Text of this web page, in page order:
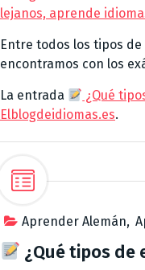
lejanos, aprende
Entre todos los tipos
encontramos con los
La entrada ¿Qué
Elblogdeidiomas.es.
Aprender Alemán,
¿Qué tipos de